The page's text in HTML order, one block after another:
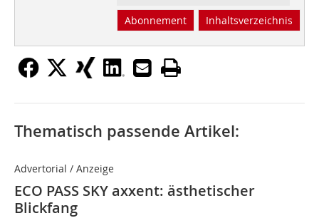
Abonnement Inhaltsverzeichnis
Thematisch passende Artikel:
Advertorial / Anzeige
ECO PASS SKY axxent: ästhetischer
Blickfang